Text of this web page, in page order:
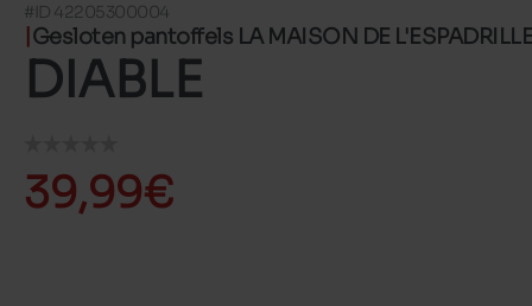
#ID 42205300004
Gesloten pantoffels LA MAISON DE L'ESPADRILLE
DIABLE
39,99€